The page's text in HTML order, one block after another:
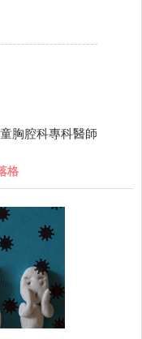
胸腔科專科醫師
格